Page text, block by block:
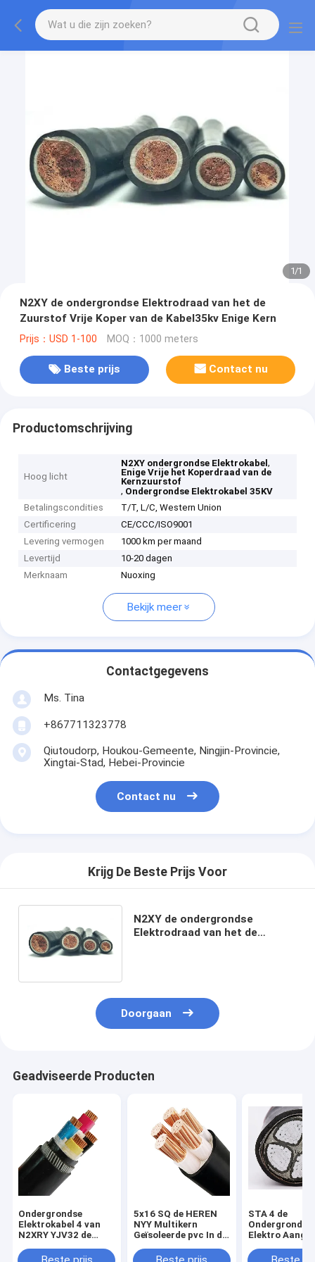
1/1
N2XY de ondergrondse Elektrodraad van het de
Zuurstof Vrije Koper van de Kabel35kv Enige Kern
Prijs：USD 1-100 MOQ：1000 meters
Beste prijs Contact nu
Productomschrijving
Hoog licht
N2XY ondergrondse Elektrokabel,
Enige Vrije het Koperdraad van de
Kernzuurstof
, Ondergrondse Elektrokabel 35KV
Betalingscondities
T/T, L/C, Western Union
Certificering
CE/CCC/ISO9001
Levering vermogen
1000 km per maand
Levertijd
10-20 dagen
Merknaam
Nuoxing
Bekijk meer
Contactgegevens
Ms. Tina
+867711323778
Qiutoudorp, Houkou-Gemeente, Ningjin-Provincie,
Xingtai-Stad, Hebei-Provincie
Contact nu
Krijg De Beste Prijs Voor
N2XY de ondergrondse
Elektrodraad van het de
Doorgaan
Geadviseerde Producten
Ondergrondse
Elektrokabel 4 van
N2XRY YJV32 de
Kabel van het
5x16 SQ de HEREN
NYY Multikern
Geïsoleerde pvc In de
Machtskabel van de
STA 4 de
Ondergrondse
Elektro